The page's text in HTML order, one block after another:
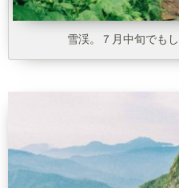
雪渓。７月中旬でも